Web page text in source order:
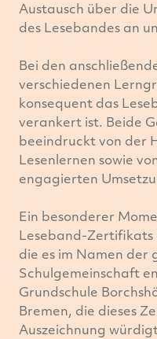
Austausch über die
des Lesebandes an
Bei den
verschiedenen
konsequent das
verankert ist. Beide
beeindruckt von der
Lesenlernen sowie
engagierten
Ein besonderer
Leseband-Zertifikats
die es im Namen der
Schulgemeinschaft
Grundschule
Bremen, die dieses
Auszeichnung